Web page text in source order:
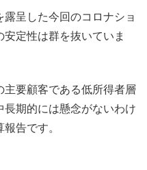
呈した今回のコロナショ
定性は群を抜いていま
要顧客である低所得者層
期的には懸念がないわけ
告です。